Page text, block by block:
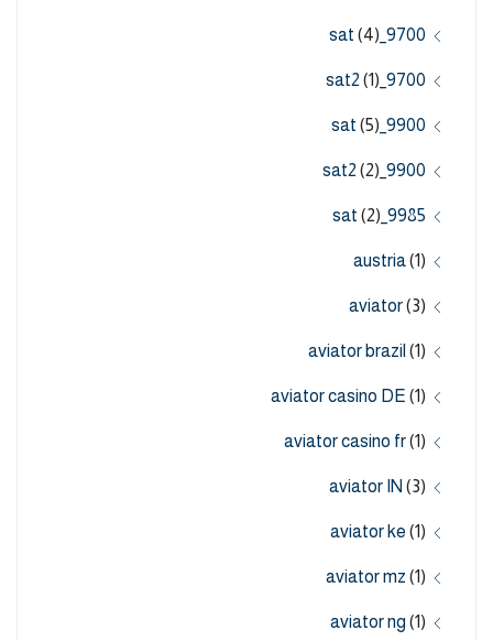
9700_sat
(4)
9700_sat2
(1)
9900_sat
(5)
9900_sat2
(2)
9985_sat
(2)
austria(1)
aviator(3)
aviator brazil (1)
aviator casino DE (1)
aviator casino fr(1)
aviator IN (3)
aviator ke (1)
aviator mz (1)
aviator ng (1)